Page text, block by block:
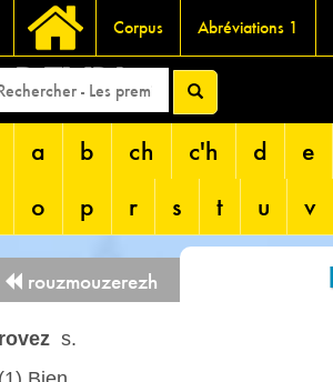
Corpus Abréviations 1
DEVRI
a b ch c'h d
e
o
p r s t u v
rouzmouzerezh
rovez s.